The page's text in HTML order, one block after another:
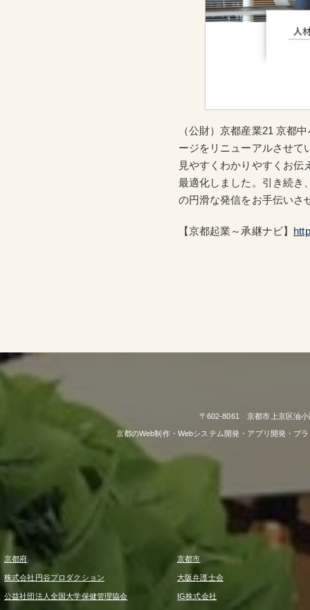
（公財）京都産業21 京都
ージをリニューアルさせて
見やすくわかりやすくお
最適化しました。引き続き
の円滑な発信をお手伝いさ
【京都起業～承継ナビ】
〒602-8061 京都市上京区油
京都のWeb制作・Webシステム開発・アプリ開発・ブ
京都府 京都市
株式会社円谷プロダクション 大阪弁護士会
公益社団法人全国大学保健管理協会 IG株式会社